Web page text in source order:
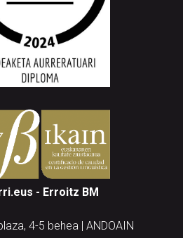
- Erroitz BM
4-5 behea | ANDOAIN